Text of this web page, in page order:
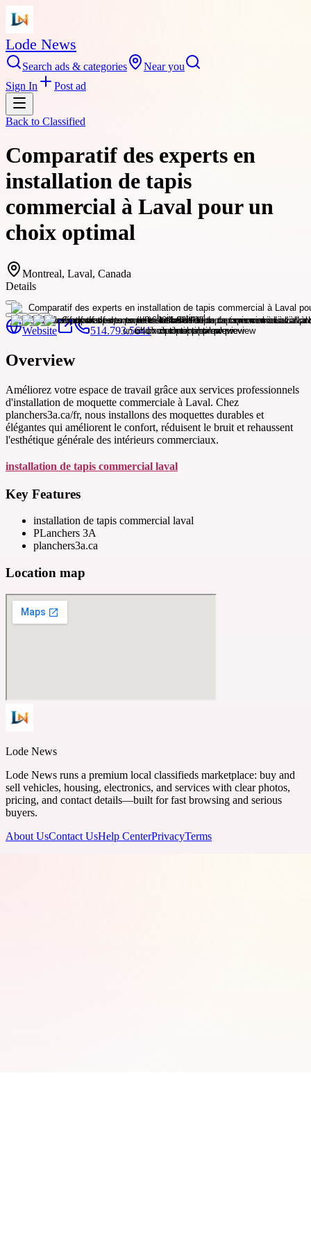
Lode News
Search ads & categories
Near you
Sign In
Post ad
Back to Classified
Comparatif des experts en
installation de tapis
commercial à Laval pour un
choix optimal
Montreal, Laval, Canada
Details
Website 514.793.5641
Overview
Améliorez votre espace de travail grâce aux services professionnels
d'installation de moquette commerciale à Laval. Chez
planchers3a.ca/fr, nous installons des moquettes durables et
élégantes qui améliorent le confort, réduisent le bruit et rehaussent
l'esthétique générale des intérieurs commerciaux.
installation de tapis commercial laval
Key Features
installation de tapis commercial laval
PLanchers 3A
planchers3a.ca
Location map
Lode News
Lode News runs a premium local classifieds marketplace: buy and
sell vehicles, housing, electronics, and services with clear photos,
pricing, and contact details—built for fast browsing and serious
buyers.
About UsContact UsHelp CenterPrivacyTerms